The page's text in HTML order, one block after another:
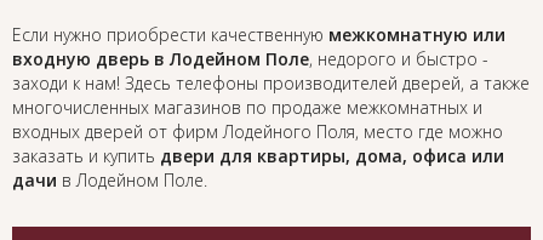
Если нужно приобрести качественную межкомнатную или
входную дверь в Лодейном Поле, недорого и быстро -
заходи к нам! Здесь телефоны производителей дверей, а также
многочисленных магазинов по продаже межкомнатных и
входных дверей от фирм Лодейного Поля, место где можно
заказать и купить двери для квартиры, дома, офиса или
дачи в Лодейном Поле.